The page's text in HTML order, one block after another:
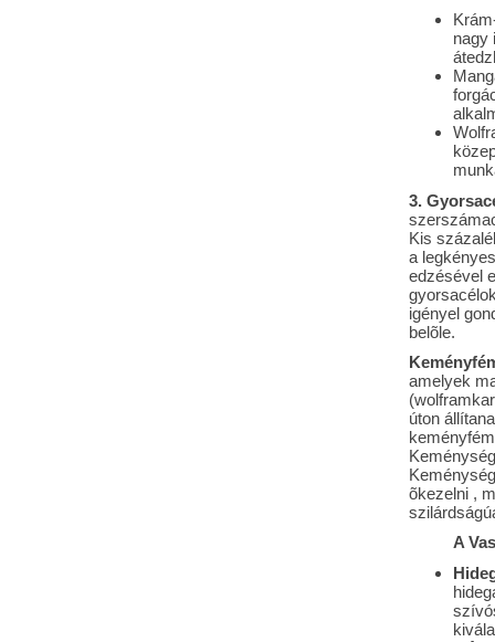
nagy
3.
Kis
a
edzésével
igényel
belõle.
amelyek
úton
õkezelni ,
A